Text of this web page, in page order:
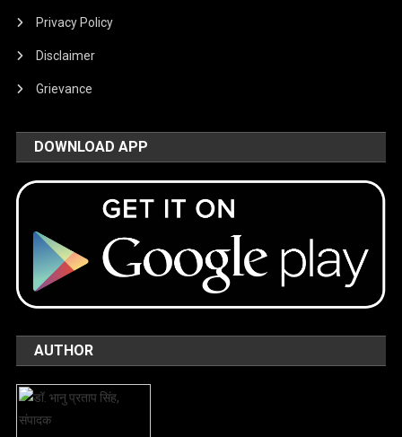
Privacy Policy
Disclaimer
Grievance
DOWNLOAD APP
AUTHOR